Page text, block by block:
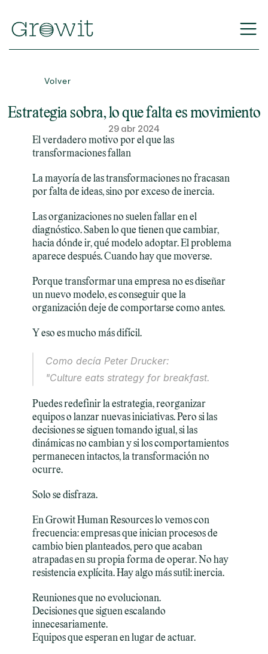
Volver
Estrategia sobra, lo que falta es movimiento
29 abr 2024
El verdadero motivo por el que las
transformaciones fallan
La mayoría de las transformaciones no fracasan
por falta de ideas, sino por exceso de inercia.
Las organizaciones no suelen fallar en el
diagnóstico. Saben lo que tienen que cambiar,
hacia dónde ir, qué modelo adoptar. El problema
aparece después. Cuando hay que moverse.
Porque transformar una empresa no es diseñar
un nuevo modelo, es conseguir que la
organización deje de comportarse como antes.
Y eso es mucho más difícil.
Como decía Peter Drucker:
"Culture eats strategy for breakfast.
Puedes redefinir la estrategia, reorganizar
equipos o lanzar nuevas iniciativas. Pero si las
decisiones se siguen tomando igual, si las
dinámicas no cambian y si los comportamientos
permanecen intactos, la transformación no
ocurre.
Solo se disfraza.
En Growit Human Resources lo vemos con
frecuencia: empresas que inician procesos de
cambio bien planteados, pero que acaban
atrapadas en su propia forma de operar. No hay
resistencia explícita. Hay algo más sutil: inercia.
Reuniones que no evolucionan.
Decisiones que siguen escalando
innecesariamente.
Equipos que esperan en lugar de actuar.